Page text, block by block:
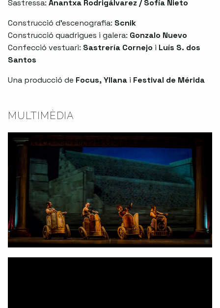
Sastressa: Anantxa Rodrigálvarez / Sofía Nieto
Construcció d'escenografia: Scnik
Construcció quadrigues i galera: Gonzalo Nuevo
Confecció vestuari: Sastrería Cornejo i Luís S. dos
Santos
Una producció de Focus, Yllana i Festival de Mérida
MULTIMÈDIA